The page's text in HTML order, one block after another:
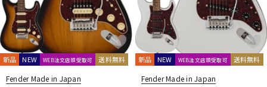
新品 NEW WEB注文店頭受取可 送料無料
Fender Made in Japan
新品 NEW WEB注文店頭受取可 送料無料
Fender Made in Japan